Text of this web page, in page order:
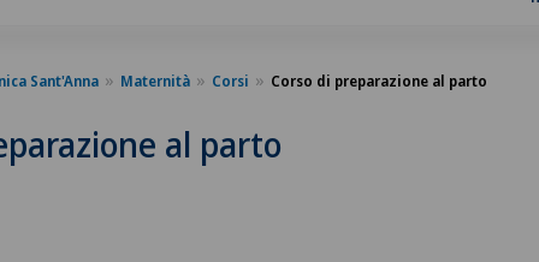
Sant'Anna Maternità Corsi Corso di preparazione al parto
al parto